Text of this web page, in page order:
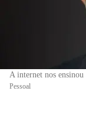
A internet nos
Pessoal